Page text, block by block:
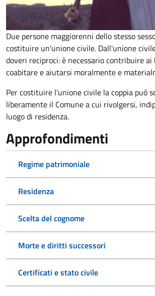
Due persone maggiorenni dello stesso
costituire un'unione civile. Dall'unione
doveri reciproci: è necessario contribuire ai
coabitare e aiutarsi moralmente e
Per costituire l’unione civile la coppia può
liberamente il Comune a cui rivolgersi,
luogo di residenza.
Approfondimenti
Regime patrimoniale
Residenza
Scelta del cognome
Morte e diritti successori
Certificati e stato civile